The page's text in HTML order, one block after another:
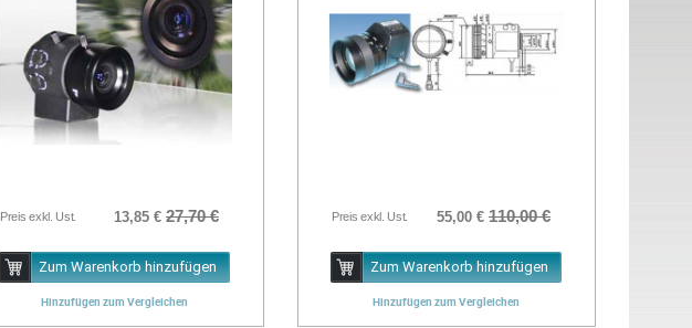
Preis exkl. Ust. 13,85 € 27,70 €
Zum Warenkorb hinzufügen
Hinzufügen zum Vergleichen
Preis exkl. Ust. 55,00 € 110,00 €
Zum Warenkorb hinzufügen
Hinzufügen zum Vergleichen